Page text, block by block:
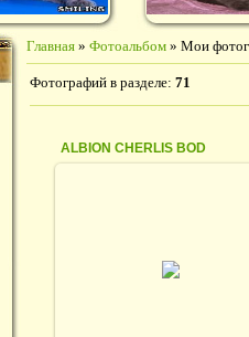
Главная » Фотоальбом » Мои
Фотографий в разделе: 71
ALBION CHERLIS BOD
Папа моих деток